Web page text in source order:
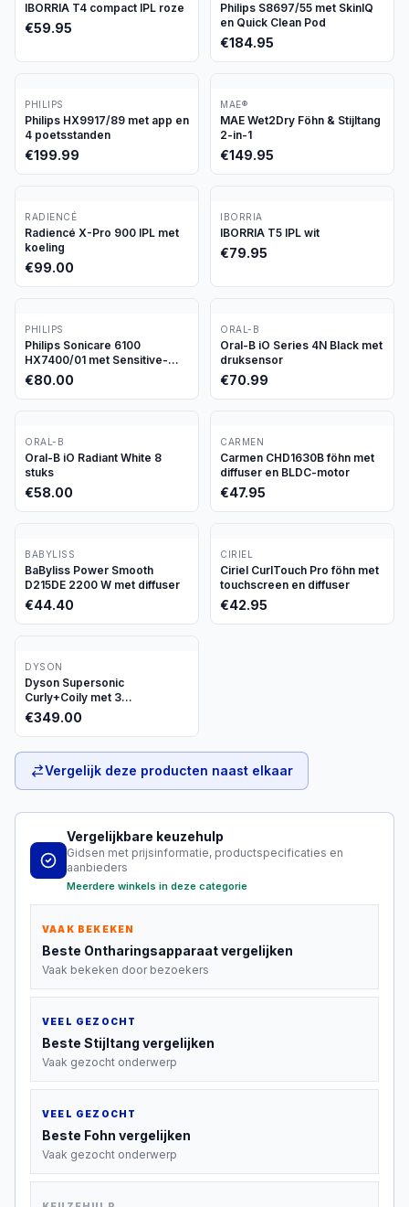
IBORRIA T4 compact IPL roze
€59.95
Philips S8697/55 met SkinIQ
en Quick Clean Pod
€184.95
PHILIPS
Philips HX9917/89 met app en
4 poetsstanden
€199.99
MAE®
MAE Wet2Dry Föhn & Stijltang
2-in-1
€149.95
RADIENCÉ
Radiencé X-Pro 900 IPL met
koeling
€99.00
IBORRIA
IBORRIA T5 IPL wit
€79.95
PHILIPS
Philips Sonicare 6100
HX7400/01 met Sensitive-
stand
€80.00
ORAL-B
Oral-B iO Series 4N Black met
druksensor
€70.99
ORAL-B
Oral-B iO Radiant White 8
stuks
€58.00
CARMEN
Carmen CHD1630B föhn met
diffuser en BLDC-motor
€47.95
BABYLISS
BaByliss Power Smooth
D215DE 2200 W met diffuser
€44.40
CIRIEL
Ciriel CurlTouch Pro föhn met
touchscreen en diffuser
€42.95
DYSON
Dyson Supersonic
Curly+Coily met 3
opzetstukken
€349.00
Vergelijk deze producten naast elkaar
Vergelijkbare keuzehulp
Gidsen met prijsinformatie, productspecificaties en
aanbieders
Meerdere winkels in deze categorie
VAAK BEKEKEN
Beste Ontharingsapparaatvergelijken
Vaak bekeken door bezoekers
VEEL GEZOCHT
Beste Stijltang vergelijken
Vaak gezocht onderwerp
VEEL GEZOCHT
Beste Fohn vergelijken
Vaak gezocht onderwerp